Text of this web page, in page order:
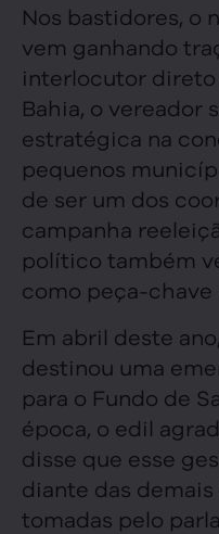
Nos bastidores, o
vem ganhando
interlocutor direto
Bahia, o vereador
estratégica na
pequenos
de ser um dos
campanha
político também
como peça-chave
Em abril deste
destinou uma
para o Fundo de
época, o edil
disse que esse
diante das
tomadas pelo